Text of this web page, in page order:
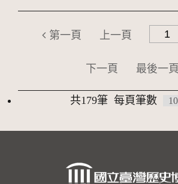
第一頁 上一頁
下一頁 最後一頁
共179筆 每頁筆數